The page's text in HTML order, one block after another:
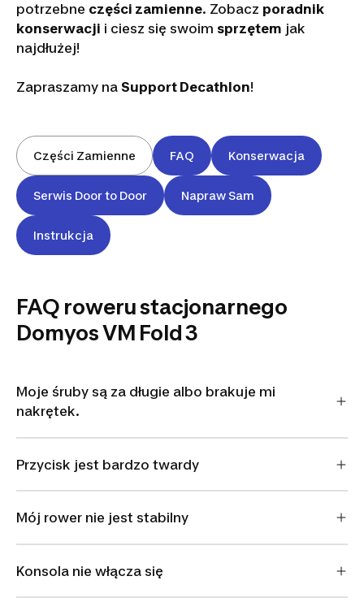
potrzebne części zamienne. Zobacz poradnik
konserwacji i ciesz się swoim sprzętem jak
najdłużej!
Zapraszamy na Support Decathlon!
Części Zamienne FAQ Konserwacja
Serwis Door to Door Napraw Sam
Instrukcja
FAQ roweru stacjonarnego
Domyos VM Fold 3
Moje śruby są za długie albo brakuje mi
nakrętek.
Przycisk jest bardzo twardy
Mój rower nie jest stabilny
Konsola nie włącza się